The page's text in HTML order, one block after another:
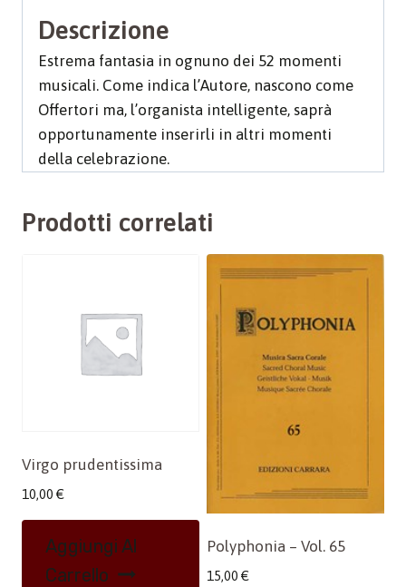
Descrizione
Estrema fantasia in ognuno dei 52 momenti
musicali. Come indica l’Autore, nascono come
Offertori ma, l’organista intelligente, saprà
opportunamente inserirli in altri momenti
della celebrazione.
Prodotti correlati
Virgo prudentissima
10,00 €
Aggiungi Al
Carrello
Polyphonia – Vol. 65
15,00 €